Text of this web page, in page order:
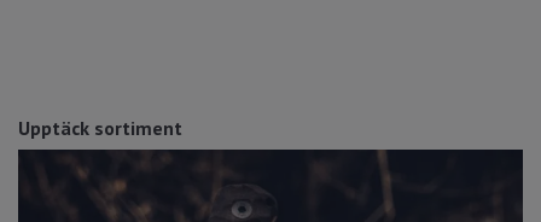
Upptäck sortiment